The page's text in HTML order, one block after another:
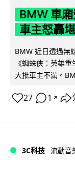
BMW 車
車主怒轟
BMW 近日透過無
《蜘蛛俠：英雄
大批車主不滿。
27 1 ↗
3C科技 流動音